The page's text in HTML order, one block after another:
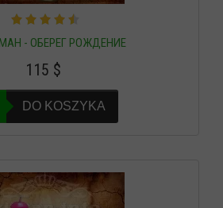
- ОБЕРЕГ РОЖДЕНИЕ
115 $
DO KOSZYKA